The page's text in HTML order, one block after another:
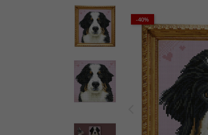
-40%